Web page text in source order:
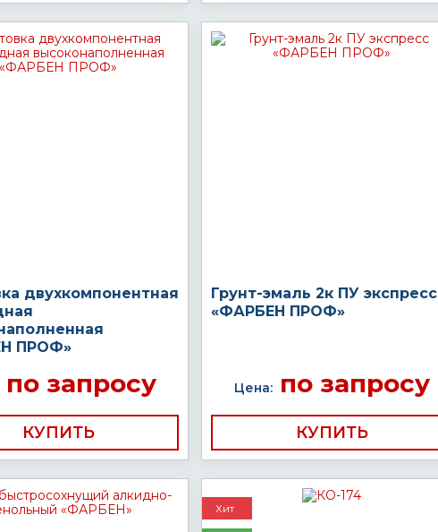
двухкомпонентная
ПРОФ»
запросу
КУПИТЬ
Грунт-эмаль 2к ПУ экспресс
«ФАРБЕН ПРОФ»
Цена:по запросу
КУПИТЬ
Хит